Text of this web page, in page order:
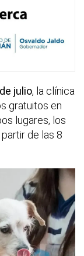
julio, la clínica
gratuitos en
lugares, los
de las 8